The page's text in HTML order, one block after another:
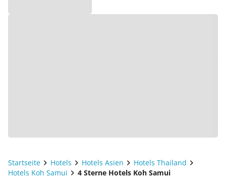
Startseite Hotels Hotels Asien
Hotels Thailand
Hotels Koh Samui
4 Sterne Hotels Koh Samui